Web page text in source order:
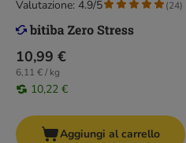
10,99 €
6,11 € / kg
10,22 €
Valutazione: 4.9/5 (24)
Aggiungi al carrello